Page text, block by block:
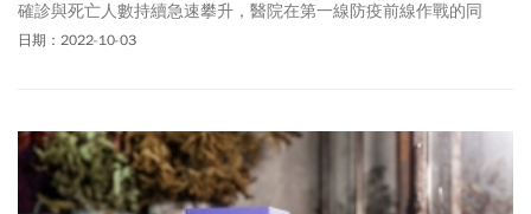
確診與死亡人數持續急速攀升，醫院在第一線防疫前線作戰的同
時，背後還有醫務社工默默協助醫護人員與病患家屬，搭建醫師和
力奉獻，也為社會帶來正向影響。
日期：2022-10-03